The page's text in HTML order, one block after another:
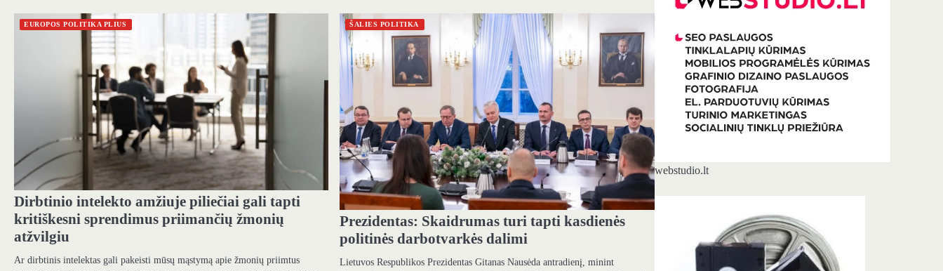
EUROPOS POLITIKA PLIUS
Dirbtinio intelekto amžiuje piliečiai gali tapti
kritiškesni sprendimus priimančių žmonių
atžvilgiu
Ar dirbtinis intelektas gali pakeisti mūsų mąstymą apie žmonių priimtus
ŠALIES POLITIKA
Prezidentas: Skaidrumas turi tapti kasdienės
politinės darbotvarkės dalimi
Lietuvos Respublikos Prezidentas Gitanas Nausėda antradienį, minint
webstudio.lt